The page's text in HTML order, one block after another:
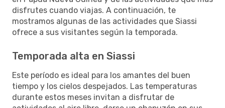
disfrutes cuando viajas. A continuación, te
mostramos algunas de las actividades que Siassi
ofrece a sus visitantes según la temporada.
Temporada alta en Siassi
Este período es ideal para los amantes del buen
tiempo y los cielos despejados. Las temperaturas
durante estos meses invitan a disfrutar de